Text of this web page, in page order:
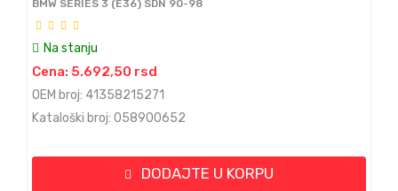
BMW SERIES 3 (E36) SDN 90-98
Na stanju
Cena: 5.692,50 rsd
OEM broj: 41358215271
Kataloški broj: 058900652
DODAJTE U KORPU